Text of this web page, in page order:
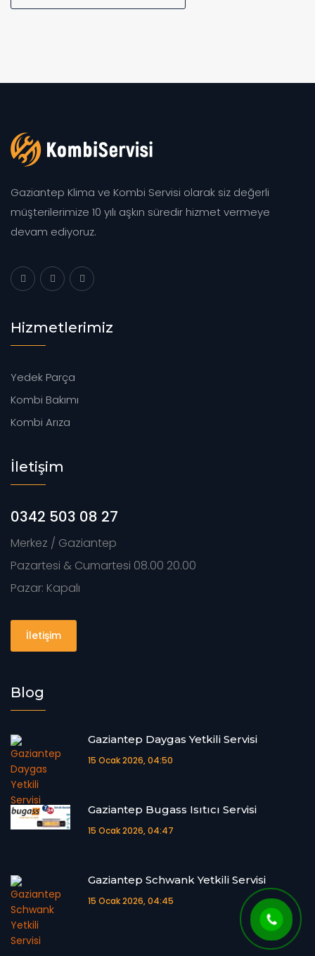
Gaziantep Klima ve Kombi Servisi olarak siz değerli
müşterilerimize 10 yılı aşkın süredir hizmet vermeye
devam ediyoruz.
Hizmetlerimiz
Yedek Parça
Kombi Bakımı
Kombi Arıza
İletişim
0342 503 08 27
Merkez / Gaziantep
Pazartesi & Cumartesi 08.00 20.00
Pazar: Kapalı
İletişim
Blog
Gaziantep Daygas Yetkili Servisi
15 Ocak 2026, 04:50
Gaziantep Bugass Isıtıcı Servisi
15 Ocak 2026, 04:47
Gaziantep Schwank Yetkili Servisi
15 Ocak 2026, 04:45